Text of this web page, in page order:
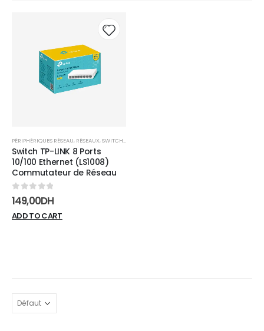
Add to
wishlist
PÉRIPHÉRIQUES RÉSEAU, RÉSEAUX,SWITCHES
Switch TP-LINK 8 Ports
10/100 Ethernet (LS1008)
Commutateur de Réseau
0 sur 5
149,00DH
ADD TO CART